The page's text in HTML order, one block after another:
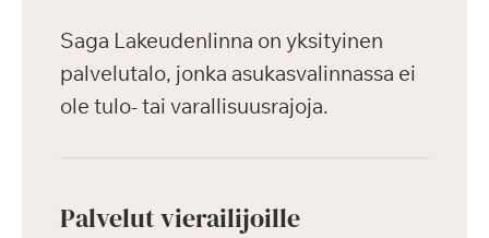
Saga Lakeudenlinna on yksityinen
palvelutalo, jonka asukasvalinnassa ei
ole tulo- tai varallisuusrajoja.
Palvelut vierailijoille